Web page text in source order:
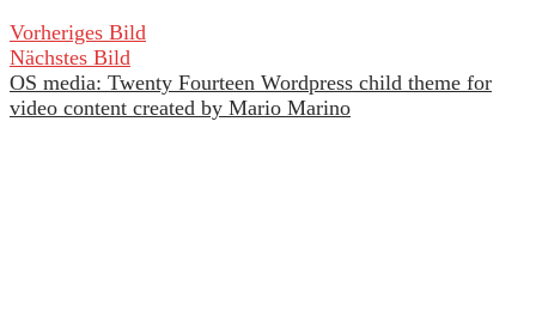
Vorheriges Bild
Nächstes Bild
Salsa tanzen – Spaß haben – Freunde
OS media: Twenty Fourteen Wordpress child theme for
video content created by Mario Marino